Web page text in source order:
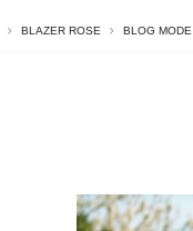
BLAZER ROSE BLOG